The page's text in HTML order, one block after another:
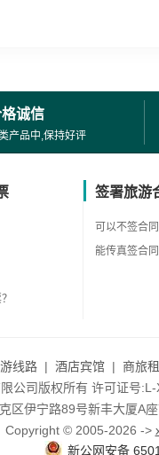
诚信
产品中,保持好评
签署旅游
可以不签合同
能传真签合同
线路 | 酒店宾馆 | 商旅
公司版权所有 许可证号
区伊宁路89号新丰大厦A
Copyright © 2005-2026 ->
新公网安备